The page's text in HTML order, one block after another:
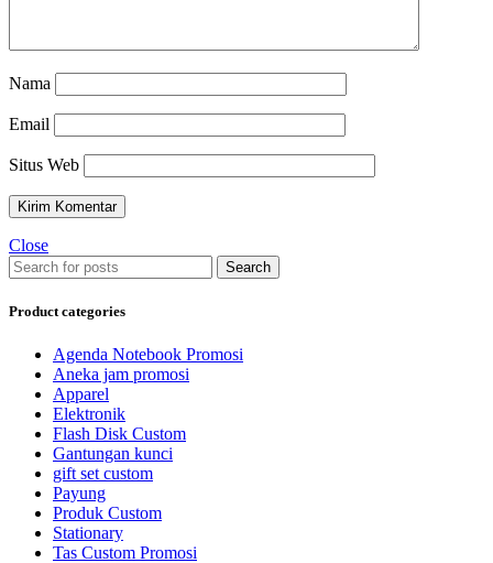
Nama
Email
Situs Web
Close
Search
Product categories
Agenda Notebook Promosi
Aneka jam promosi
Apparel
Elektronik
Flash Disk Custom
Gantungan kunci
gift set custom
Payung
Produk Custom
Stationary
Tas Custom Promosi